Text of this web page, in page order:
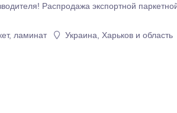
Распродажа экспортной паркетной
ламинат Украина, Харьков и область